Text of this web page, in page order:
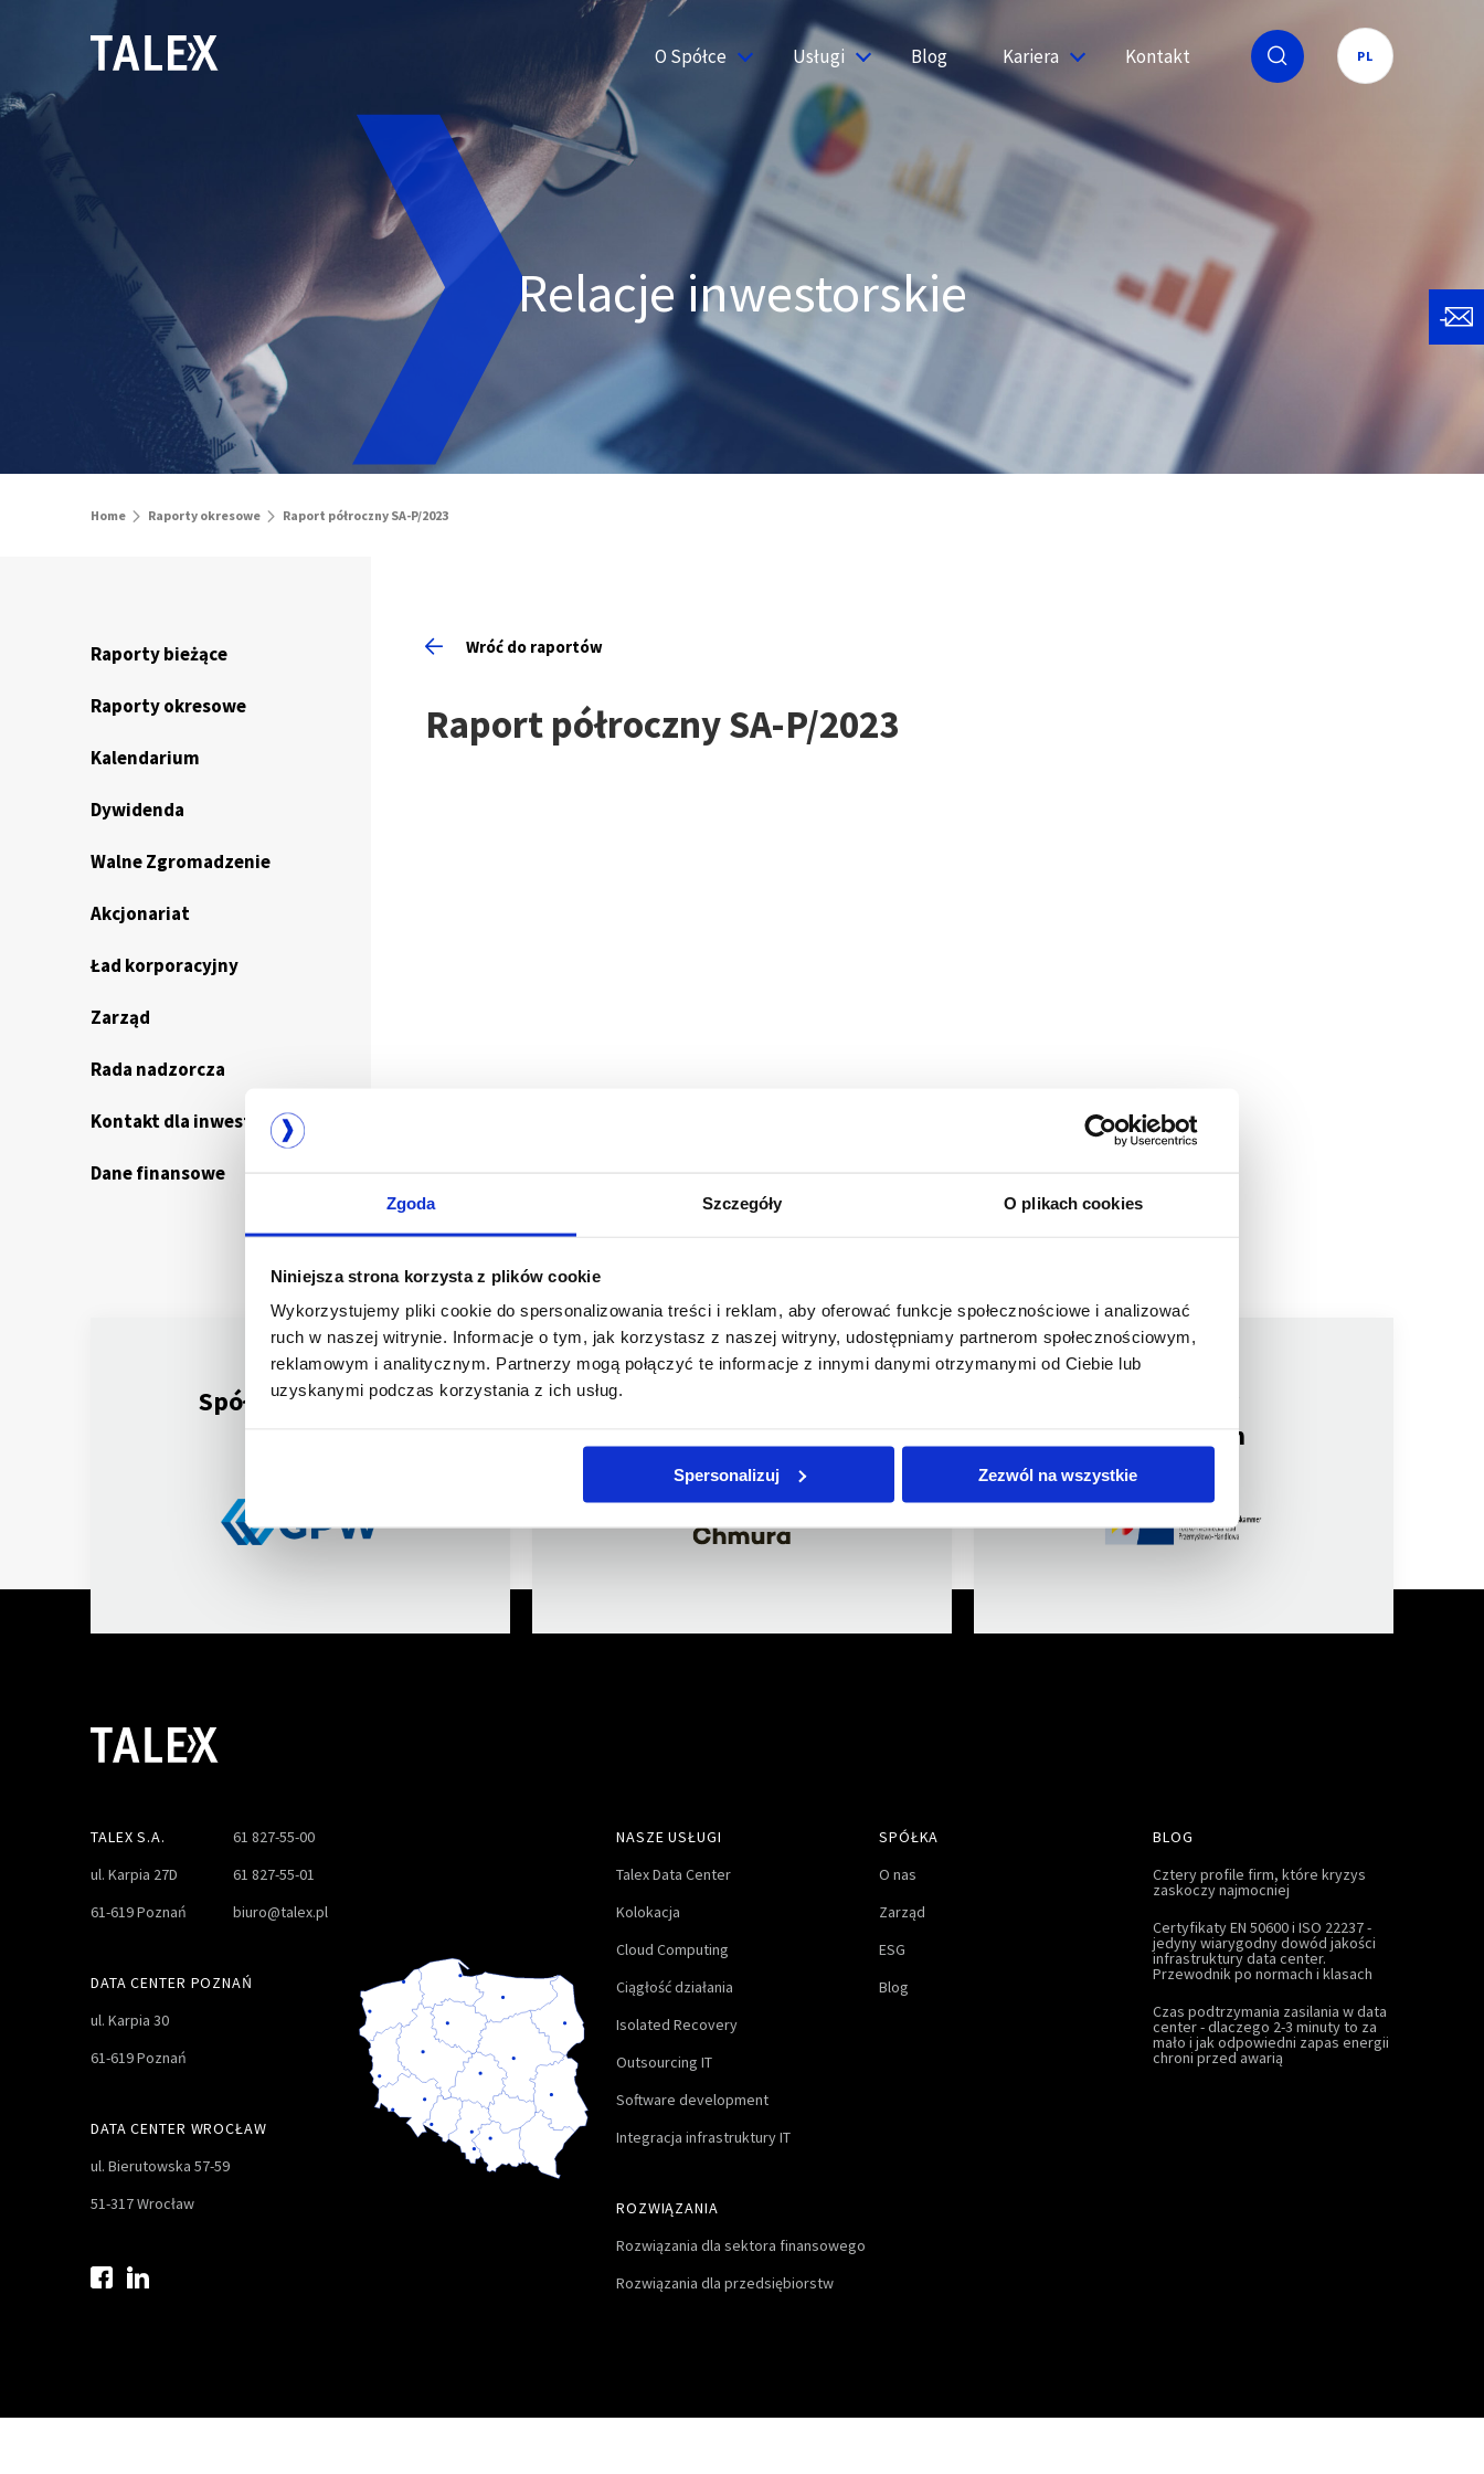
Zgoda Szczegóły O plikach cookies
Niniejsza strona korzysta z plików cookie
Wykorzystujemy pliki cookie do spersonalizowania treści i reklam, aby oferować funkcje społecznościowe i analizować
ruch w naszej witrynie. Informacje o tym, jak korzystasz z naszej witryny, udostępniamy partnerom społecznościowym,
reklamowym i analitycznym. Partnerzy mogą połączyć te informacje z innymi danymi otrzymanymi od Ciebie lub
uzyskanymi podczas korzystania z ich usług.
Spersonalizuj Zezwól na wszystkie
O Spółce Usługi Blog Kariera Kontakt PL
Relacje inwestorskie
Home Raporty okresowe Raport półroczny SA-P/2023
Raporty bieżące
Raporty okresowe
Kalendarium
Dywidenda
Walne Zgromadzenie
Akcjonariat
Ład korporacyjny
Zarząd
Rada nadzorcza
Kontakt dla inwestorów
Dane finansowe
Wróć do raportów
Raport półroczny SA-P/2023
Spółka notowana
członkiem
TALEX S.A.
ul. Karpia 27D
61-619 Poznań
61 827-55-00
61 827-55-01
biuro@talex.pl
DATA CENTER POZNAŃ
ul. Karpia 30
61-619 Poznań
DATA CENTER WROCŁAW
ul. Bierutowska 57-59
51-317 Wrocław
NASZE USŁUGI
Talex Data Center
Kolokacja
Cloud Computing
Ciągłość działania
Isolated Recovery
Outsourcing IT
Software development
Integracja infrastruktury IT
ROZWIĄZANIA
Rozwiązania dla sektora finansowego
Rozwiązania dla przedsiębiorstw
SPÓŁKA
O nas
Zarząd
ESG
Blog
BLOG
Cztery profile firm, które kryzys
zaskoczy najmocniej
Certyfikaty EN 50600 i ISO 22237 -
jedyny wiarygodny dowód jakości
infrastruktury data center.
Przewodnik po normach i klasach
Czas podtrzymania zasilania w data
center - dlaczego 2-3 minuty to za
mało i jak odpowiedni zapas energii
chroni przed awarią